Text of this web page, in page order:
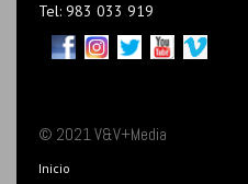
Tel: 983 033 919
© 2021 V&V+Media
Inicio